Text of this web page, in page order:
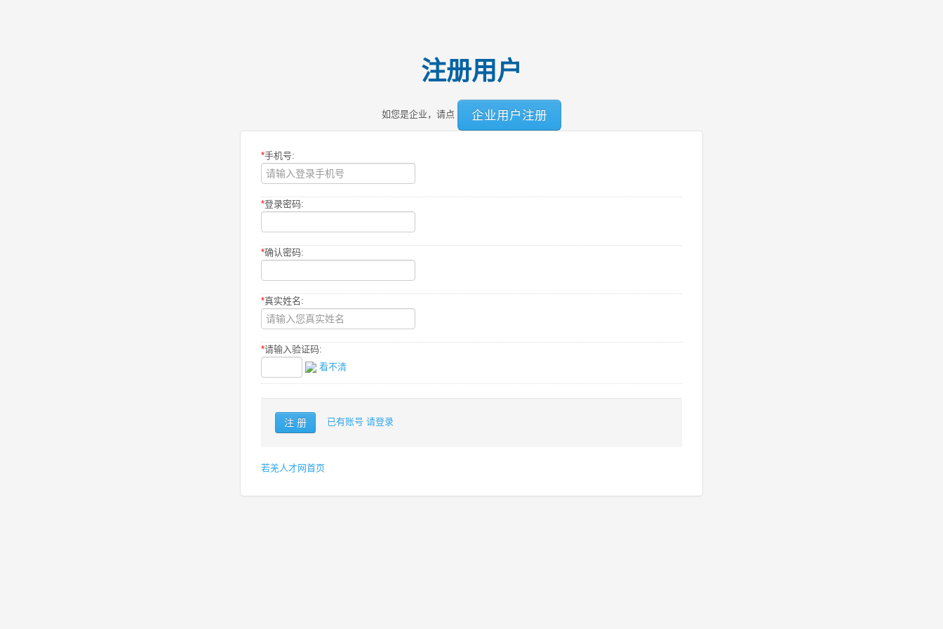
注册用户
如您是企业，请点 企业用户注册
*手机号:
*登录密码:
*确认密码:
*真实姓名:
*请输入验证码:
看不清
已有账号 请登录
若羌人才网首页